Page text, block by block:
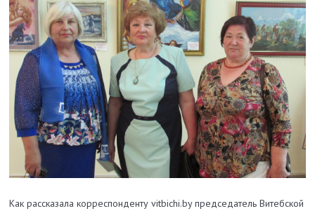
Как рассказала корреспонденту vitbichi.by председатель Витебской